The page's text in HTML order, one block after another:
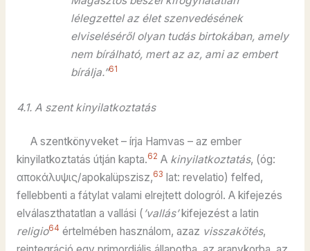
lélegzettel az élet szenvedésének
elviseléséről olyan tudás birtokában, amely
nem bírálható, mert az az, ami az embert
bírálja.”61
4.1. A szent kinyilatkoztatás
A szentkönyveket – írja Hamvas – az ember
kinyilatkoztatás útján kapta.62 A kinyilatkoztatás, (óg:
αποκάλυψις/apokalüpszisz,63 lat: revelatio) felfed,
fellebbenti a fátylat valami elrejtett dologról. A kifejezés
elválaszthatatlan a vallási ( ’vallás’kifejezést a latin
religio64 értelmében használom, azaz visszakötés,